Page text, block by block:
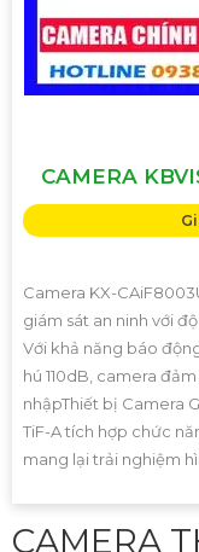
CAMERA
Camera KX-
giám sát an ninh với
Với khả năng báo
hú 110dB, camera
nhậpThiết bị Camera
TiF-A tích hợp chức
mang lại trải nghiệm
CAMERA